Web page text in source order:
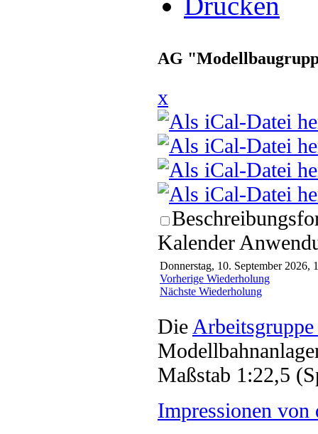
AG
x
Kalender
Donnerstag, 10. September 2026,
Vorherige Wiederholung
Nächste Wiederholung
Die
Maßstab 1:22,5
Impressionen von